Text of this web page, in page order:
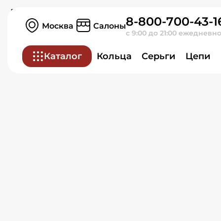
Москва Салоны8-800-700-43-
с 9:00 до 21:00
Каталог Кольца Серьги Цепи
Кольцо из белого